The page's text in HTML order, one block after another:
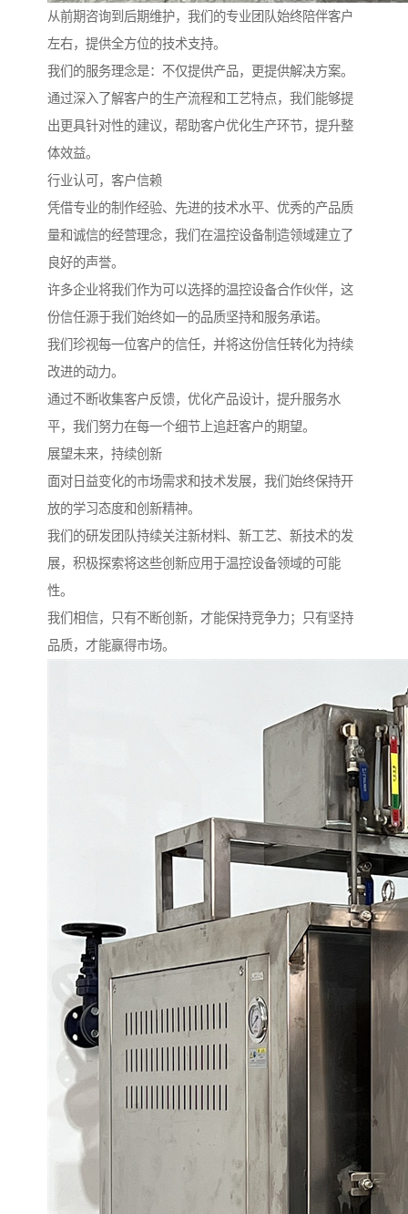
从前期咨询到后期维护，我们的专业团队始终陪伴客户
左右，提供全方位的技术支持。
我们的服务理念是：不仅提供产品，更提供解决方案。
通过深入了解客户的生产流程和工艺特点，我们能够提
出更具针对性的建议，帮助客户优化生产环节，提升整
体效益。
行业认可，客户信赖
凭借专业的制作经验、先进的技术水平、优秀的产品质
量和诚信的经营理念，我们在温控设备制造领域建立了
良好的声誉。
许多企业将我们作为可以选择的温控设备合作伙伴，这
份信任源于我们始终如一的品质坚持和服务承诺。
我们珍视每一位客户的信任，并将这份信任转化为持续
改进的动力。
通过不断收集客户反馈，优化产品设计，提升服务水
平，我们努力在每一个细节上追赶客户的期望。
展望未来，持续创新
面对日益变化的市场需求和技术发展，我们始终保持开
放的学习态度和创新精神。
我们的研发团队持续关注新材料、新工艺、新技术的发
展，积极探索将这些创新应用于温控设备领域的可能
性。
我们相信，只有不断创新，才能保持竞争力；只有坚持
品质，才能赢得市场。